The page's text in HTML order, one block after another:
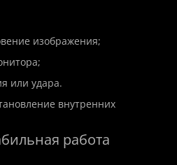
изображения;
или удара.
внутренних
работа